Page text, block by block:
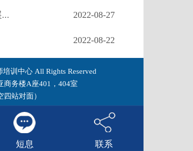
2022-08-27
2022-08-22
训中心 All Rights Reserved
商务楼A座401，404室
四站对面）
短息 联系